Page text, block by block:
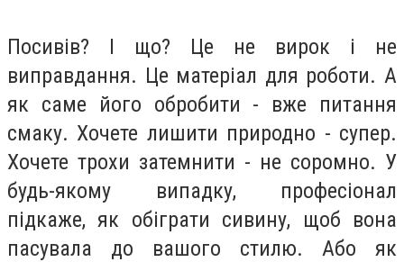
Посивів? І що? Це не вирок і не
виправдання. Це матеріал для роботи. А
як саме його обробити - вже питання
смаку. Хочете лишити природно - супер.
Хочете трохи затемнити - не соромно. У
будь-якому випадку, професіонал
підкаже, як обіграти сивину, щоб вона
пасувала до вашого стилю. Або як